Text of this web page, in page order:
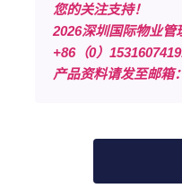
您的关注支持！
2026深圳国际物业管
+86（0）
产品资料请发至邮箱